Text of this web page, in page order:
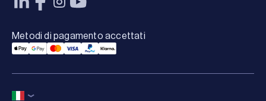
Metodi di pagamento accettati
Applepay Payment
Googlepay Payment
Mastercard Payment
Visa Payment
Paypal Payment
Klarna Payment